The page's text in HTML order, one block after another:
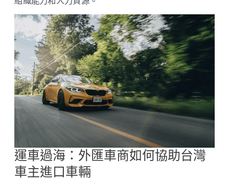
運車過海：外匯車商如何協助台灣
車主進口車輛